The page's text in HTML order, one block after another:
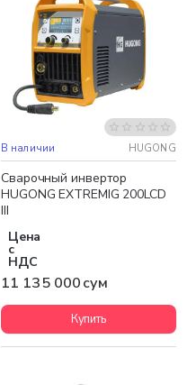
Бесплатная доставка
В наличии HUGONG
Сварочный инвертор
HUGONG EXTREMIG 200LCD
III
Цена
с
НДС
11 135 000 сум
Купить